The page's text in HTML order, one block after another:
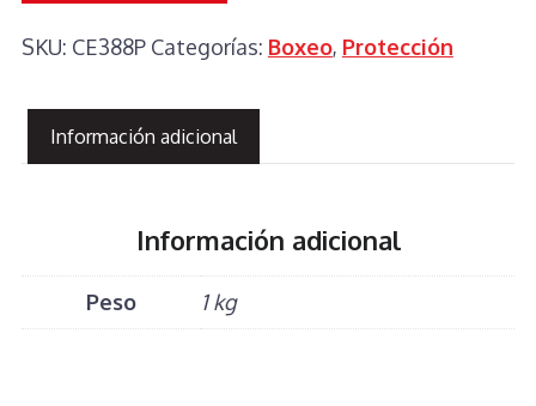
SKU: CE388P Categorías: Boxeo, Protección
Información adicional
Información adicional
Peso 1 kg